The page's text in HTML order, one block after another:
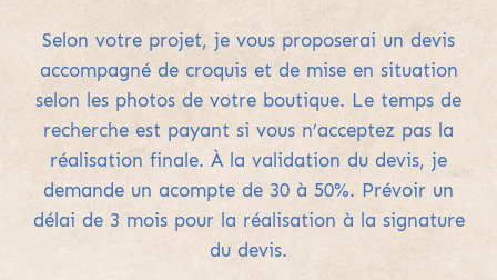
Selon votre projet, je vous proposerai un devis
accompagné de croquis et de mise en situation
selon les photos de votre boutique. Le temps de
recherche est payant si vous n’acceptez pas la
réalisation finale. À la validation du devis, je
demande un acompte de 30 à 50%. Prévoir un
délai de 3 mois pour la réalisation à la signature
du devis.